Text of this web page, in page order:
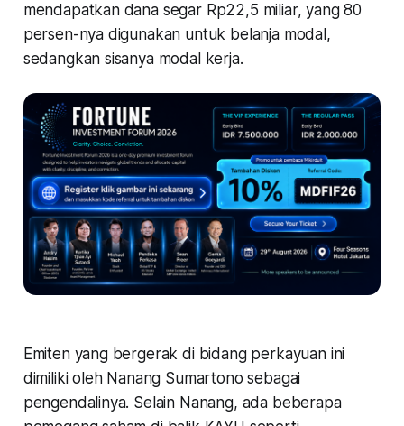
mendapatkan dana segar Rp22,5 miliar, yang 80
persen-nya digunakan untuk belanja modal,
sedangkan sisanya modal kerja.
Emiten yang bergerak di bidang perkayuan ini
dimiliki oleh Nanang Sumartono sebagai
pengendalinya. Selain Nanang, ada beberapa